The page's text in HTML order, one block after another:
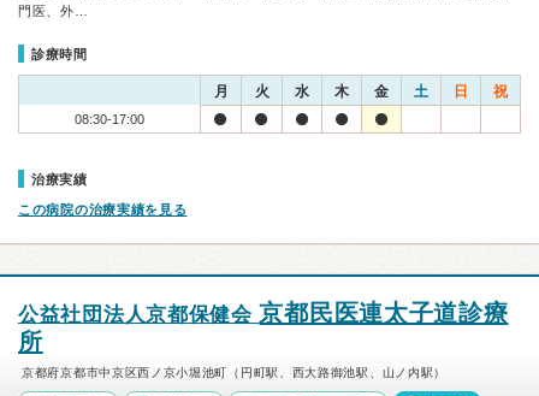
門医、外…
診療時間
月 火 水 木 金 土 日 祝
08:30-17:00
治療実績
この病院の治療実績を見る
公益社団法人京都保健会京都民医連太子道診療
所
京都府京都市中京区西ノ京小堀池町（円町駅、西大路御池駅、山ノ内駅）